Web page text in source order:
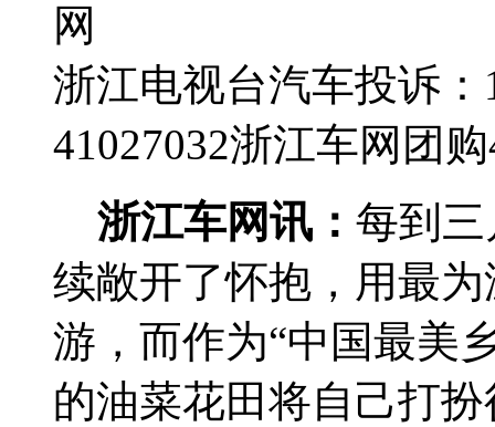
网
浙江电视台汽车投诉：
41027032浙江车网团
浙江车网讯： 每到
续敞开了怀抱，用最
游，而作为“中国最美
的油菜花田将自己打